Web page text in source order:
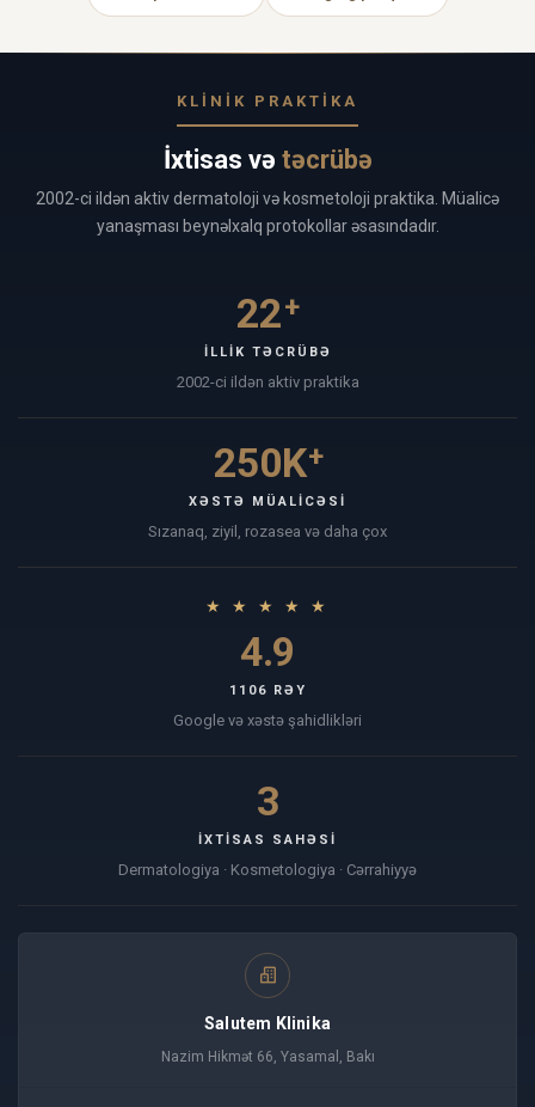
KLINIK PRAKTIKA
İxtisas və təcrübə
2002-ci ildən aktiv dermatoloji və kosmetoloji praktika. Müalicə
yanaşması beynəlxalq protokollar əsasındadır.
22+
İLLIK TƏCRÜBƏ
2002-ci ildən aktiv praktika
250K+
XƏSTƏ MÜALICƏSI
Sızanaq, ziyil, rozasea və daha çox
★ ★ ★ ★ ★
4.9
1106 RƏY
Google və xəstə şahidlikləri
3
İXTISAS SAHƏSI
Dermatologiya · Kosmetologiya · Cərrahiyyə
Salutem Klinika
Nazim Hikmət 66, Yasamal, Bakı